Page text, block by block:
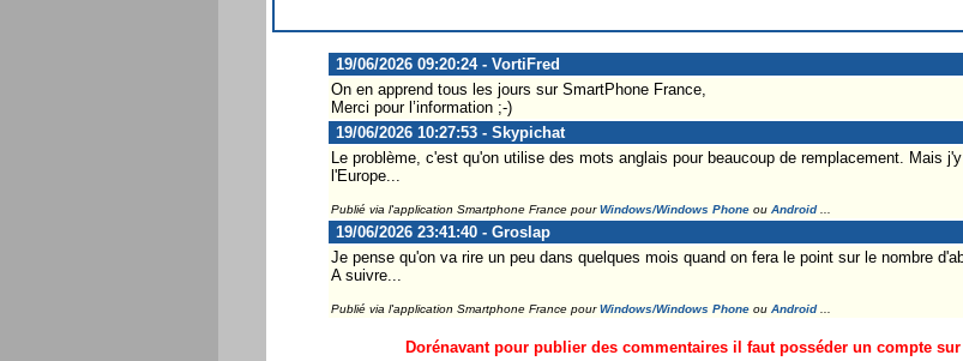
19/06/2026 09:20:24 - VortiFred
On en apprend tous les jours sur SmartPhone France,
Merci pour l’information ;-)
19/06/2026 10:27:53 - Skypichat
Le problème, c'est qu'on utilise des mots anglais pour beaucoup de remplacement. Mais
l'Europe...
Publié via l'application Smartphone France pourWindows/Windows Phoneou Android...
19/06/2026 23:41:40 - Groslap
Je pense qu'on va rire un peu dans quelques mois quand on fera le point sur le nombre
A suivre...
Publié via l'application Smartphone France pourWindows/Windows Phoneou Android...
Dorénavant pour publier des commentaires il faut posséder un compte